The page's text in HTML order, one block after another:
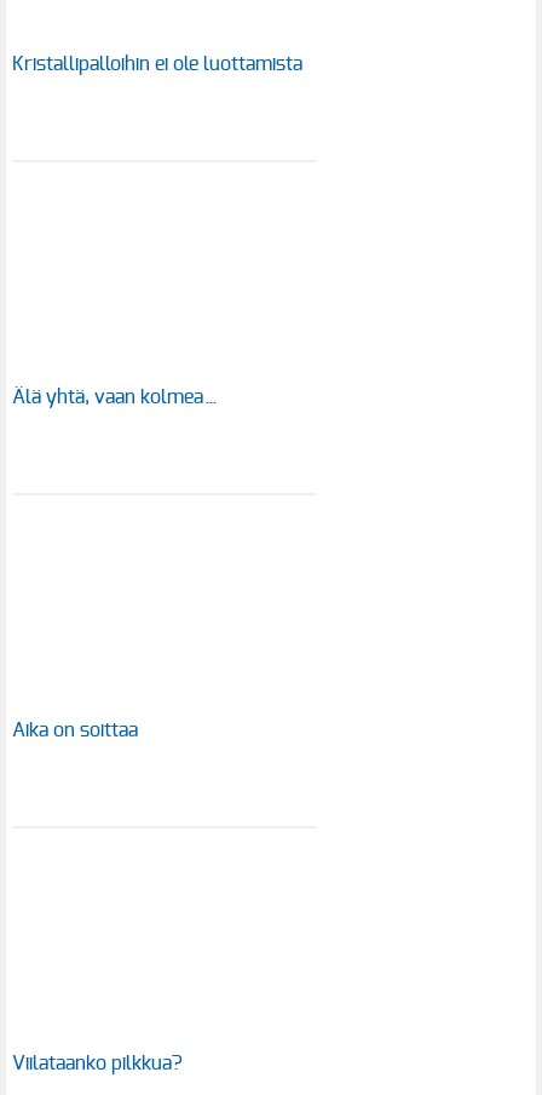
Kristallipalloihin ei ole luottamista
Älä yhtä, vaan kolmea…
Aika on soittaa
Viilataanko pilkkua?